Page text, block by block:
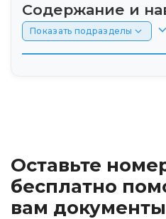
Содержание и
Показать подразделы
Пошаговый порядок
до получения изделия
Оставьте
бесплатно
вам